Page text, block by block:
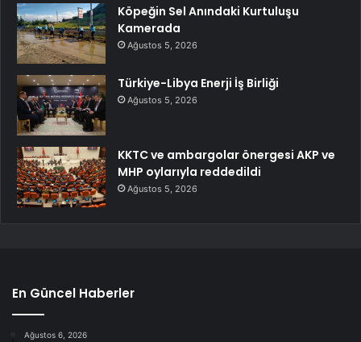
Köpeğin Sel Anındaki Kurtuluşu
Kamerada
Ağustos 5, 2026
Türkiye-Libya Enerji İş Birliği
Ağustos 5, 2026
KKTC ve ambargolar önergesi AKP ve
MHP oylarıyla reddedildi
Ağustos 5, 2026
En Güncel Haberler
Ağustos 6, 2026